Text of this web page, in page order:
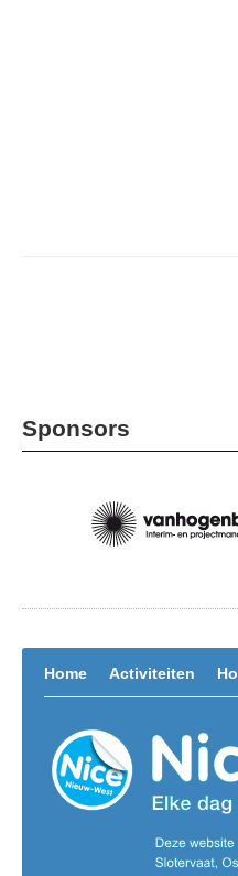
Sponsors
Home Activiteiten